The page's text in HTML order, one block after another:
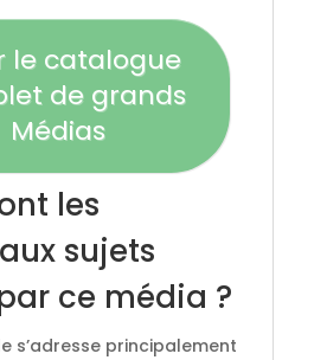
le catalogue
de grands
Médias
les
sujets
ce média ?
s’adresse principalement